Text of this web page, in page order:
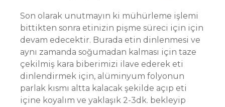
Son olarak unutmayın ki mühürleme işlemi
bittikten sonra etinizin pişme süreci için için
devam edecektir. Burada etin dinlenmesi ve
aynı zamanda soğumadan kalması için taze
çekilmiş kara biberimizi ilave ederek eti
dinlendirmek için, alüminyum folyonun
parlak kısmı altta kalacak şekilde açıp eti
içine koyalım ve yaklaşık 2-3dk. bekleyip